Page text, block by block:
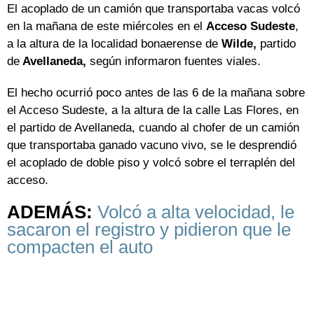
El acoplado de un camión que transportaba vacas volcó
en la mañana de este miércoles en el Acceso Sudeste,
a la altura de la localidad bonaerense de Wilde, partido
de Avellaneda, según informaron fuentes viales.
El hecho ocurrió poco antes de las 6 de la mañana sobre
el Acceso Sudeste, a la altura de la calle Las Flores, en
el partido de Avellaneda, cuando al chofer de un camión
que transportaba ganado vacuno vivo, se le desprendió
el acoplado de doble piso y volcó sobre el terraplén del
acceso.
ADEMÁS: Volcó a alta velocidad, le
sacaron el registro y pidieron que le
compacten el auto